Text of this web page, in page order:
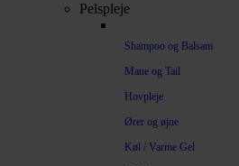
Pelspleje
Shampoo og Balsam
Mane og Tail
Hovpleje
Ører og øjne
Køl / Varme Gel